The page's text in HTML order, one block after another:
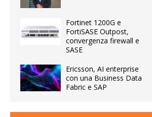
Fortinet 1200G e
FortiSASE Outpost,
convergenza firewall e
SASE
Ericsson, AI enterprise
con una Business Data
Fabric e SAP